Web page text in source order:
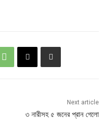
Next article
৩ নারীসহ ৫ জনের প্রান গেলো